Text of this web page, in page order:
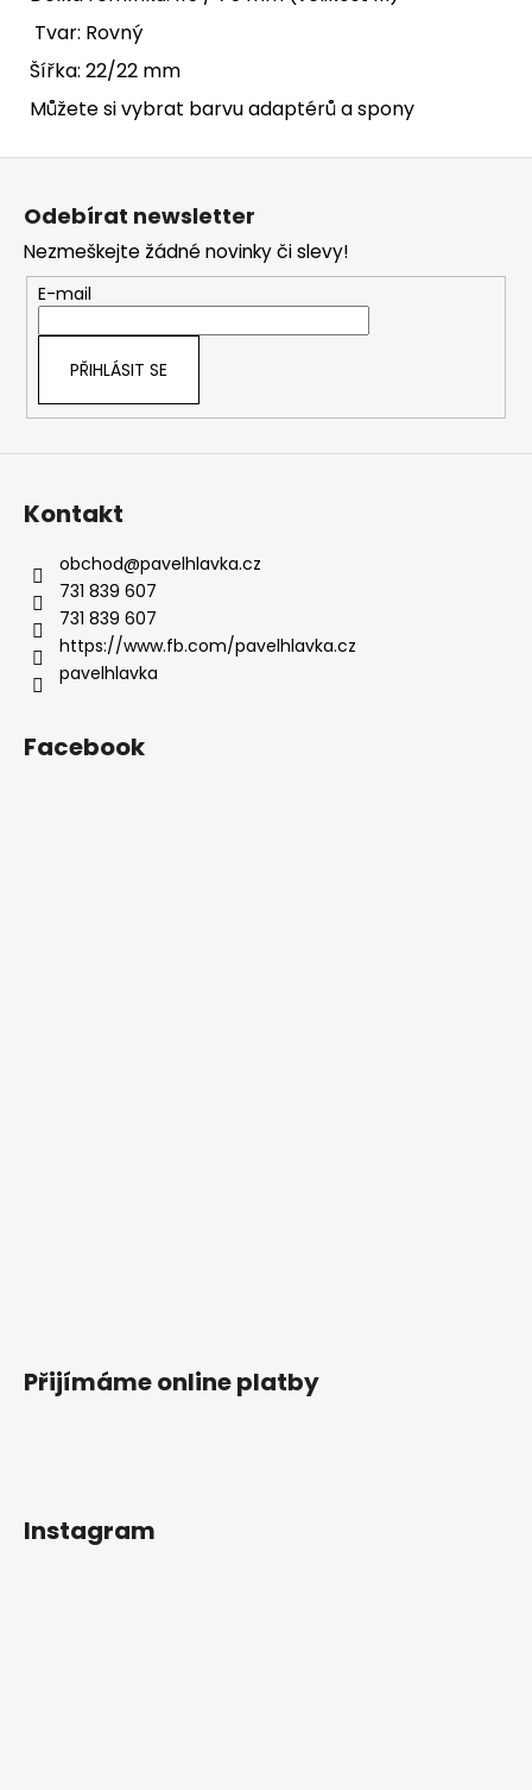
Tvar: Rovný
Šířka: 22/22 mm
Můžete si vybrat barvu adaptérů a spony
Odebírat newsletter
Nezmeškejte žádné novinky či slevy!
E-mail
PŘIHLÁSIT SE
Kontakt
obchod@pavelhlavka.cz
731 839 607
731 839 607
https://www.fb.com/pavelhlavka.cz
pavelhlavka
Facebook
Přijímáme online platby
Instagram